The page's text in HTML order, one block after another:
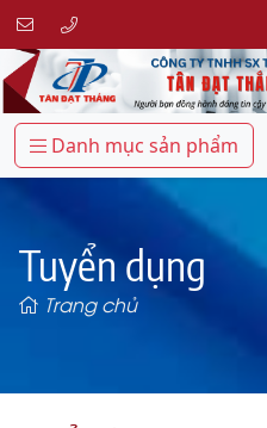
Danh mục sản phẩm
Tuyển dụng
Trang chủ